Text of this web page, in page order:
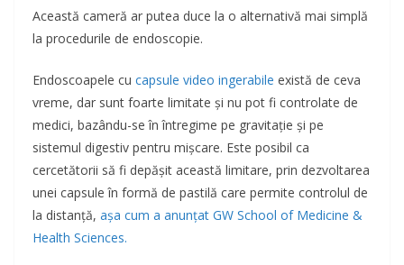
Această cameră ar putea duce la o alternativă mai simplă
la procedurile de endoscopie.
Endoscoapele cu capsule video ingerabile există de ceva
vreme, dar sunt foarte limitate și nu pot fi controlate de
medici, bazându-se în întregime pe gravitație și pe
sistemul digestiv pentru mișcare. Este posibil ca
cercetătorii să fi depășit această limitare, prin dezvoltarea
unei capsule în formă de pastilă care permite controlul de
la distanță, așa cum a anunțat GW School of Medicine &
Health Sciences.